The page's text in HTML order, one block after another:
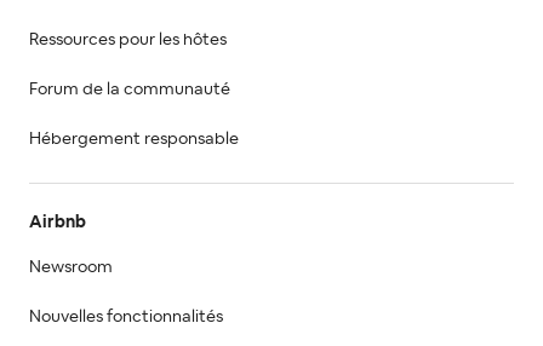
Ressources pour les hôtes
Forum de la communauté
Hébergement responsable
Airbnb
Newsroom
Nouvelles fonctionnalités